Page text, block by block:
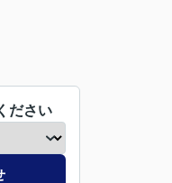
ださい